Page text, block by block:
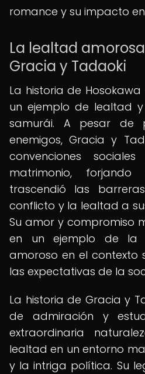
romance y su impacto
La lealtad
Gracia y Tadaoki
La historia de
un ejemplo de lealtad
samurái. A pesar de
enemigos, Gracia y
convenciones
matrimonio,
trascendió las
conflicto y la lealtad a
Su amor y compromiso
en un ejemplo de la
amoroso en el contexto
las expectativas de la
La historia de Gracia y
de admiración y
extraordinaria
lealtad en un entorno
y la intriga política. Su